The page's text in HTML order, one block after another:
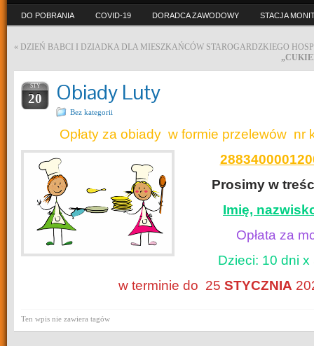
DO POBRANIA COVID-19 DORADCA ZAWODOWY STACJA
« DZIEŃ BABCI I DZIADKA DLA MIESZKAŃCÓW STAROGARDZKIEGO
STY
20 Obiady Luty
Bez kategorii
Opłaty za obiady w formie przelewów nr
Prosimy w
Imię,
Opłata za
Dzieci: 10 dni x
w terminie do 25 STYCZNIA
Ten wpis nie zawiera tagów